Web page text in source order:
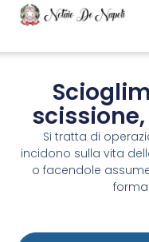
Si tratta di
incidono sulla vita
o facendole